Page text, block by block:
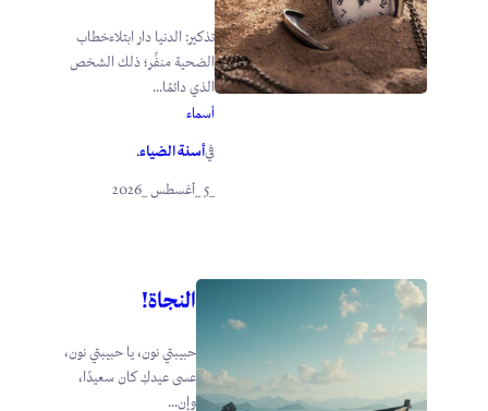
تذكير: الدنيا دار ابتلاءخطاب
الضحية منفِّر؛ ذلك الشخص
الذي دائمًا...
أسماء
فيأسنة الضياء.
_5 _أغسطس _2026
النجاة!
حبيبتي نون، يا حبيبتي نون،
عسى عيدكِ كان سعيدًا،
وإن...